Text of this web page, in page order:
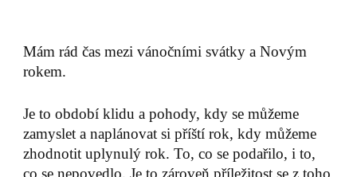
Mám rád čas mezi vánočními svátky a Novým
rokem.
Je to období klidu a pohody, kdy se můžeme
zamyslet a naplánovat si příští rok, kdy můžeme
zhodnotit uplynulý rok. To, co se podařilo, i to,
co se nepovedlo. Je to zároveň příležitost se z toho